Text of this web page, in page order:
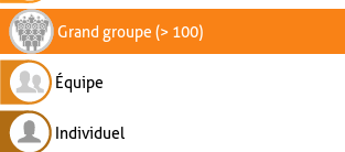
Grand groupe (> 100)
Équipe
Individuel